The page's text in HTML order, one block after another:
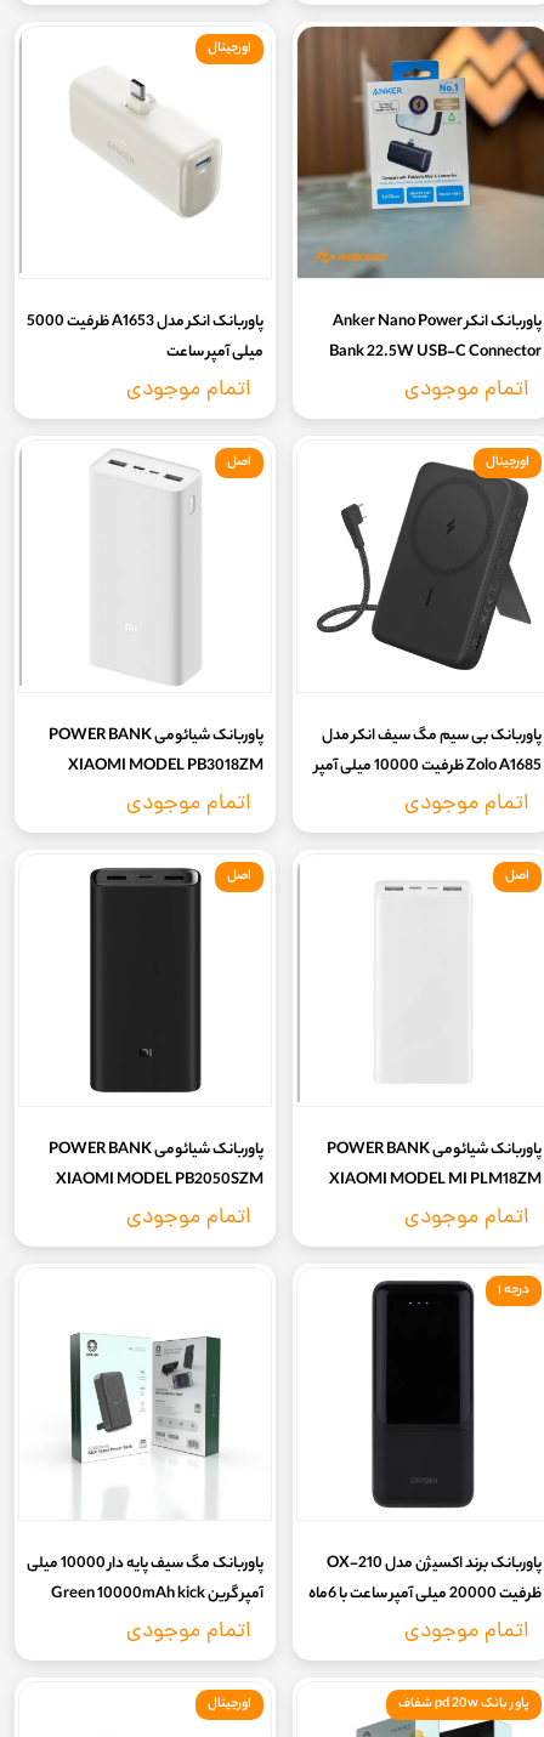
پاوربانک انکر Anker Nano Power
Bank 22.5W USB-C Connector
A1653 | ظرفیت 5000 میلی آمپر ساعت
اتمام موجودی
پاوربانک انکر مدل A1653 ظرفیت 5000
میلی آمپر ساعت
اتمام موجودی
اورجینال
پاوربانک بی سیم مگ سیف انکر مدل
Zolo A1685 ظرفیت 10000 میلی آمپر
ساعتAnker Zolo Power Bank |
Wireless Charging with Flexible
Stand
اتمام موجودی
اورجینال
پاوربانک شیائومی POWER BANK
XIAOMI MODEL PB3018ZM
وات - اورجینال
اتمام موجودی
اصل
پاوربانک شیائومی POWER BANK
XIAOMI MODEL MI PLM18ZM
وات - اورجینال
اتمام موجودی
اصل
پاوربانک شیائومی POWER BANK
XIAOMI MODEL PB2050SZM
وات - اورجینال
اتمام موجودی
اصل
پاوربانک برند اکسیژن مدل OX-210
ظرفیت 20000 میلی آمپر ساعت با 6ماه
گارانتی شرکتی
اتمام موجودی
درجه ۱
پاوربانک مگ سیف پایه دار 10000 میلی
آمپر گرین Green 10000mAh kick
stand Powerbank with magsafe
charger
اتمام موجودی
پاور بانک pd 20w شفاف اورجینال